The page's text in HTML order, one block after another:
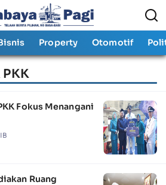
Property Otomotif
Fokus Menangani
Ruang